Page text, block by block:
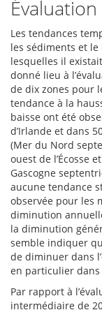
Les tendances
les sédiments et
lesquelles il
donné lieu à
de dix zones pour
tendance à la
baisse ont été
d’Irlande et dans
(Mer du Nord
ouest de l’Écosse
Gascogne
aucune tendance
observée pour les
diminution
la diminution
semble indiquer
de diminuer dans
en particulier dans
Par rapport à
intermédiaire de